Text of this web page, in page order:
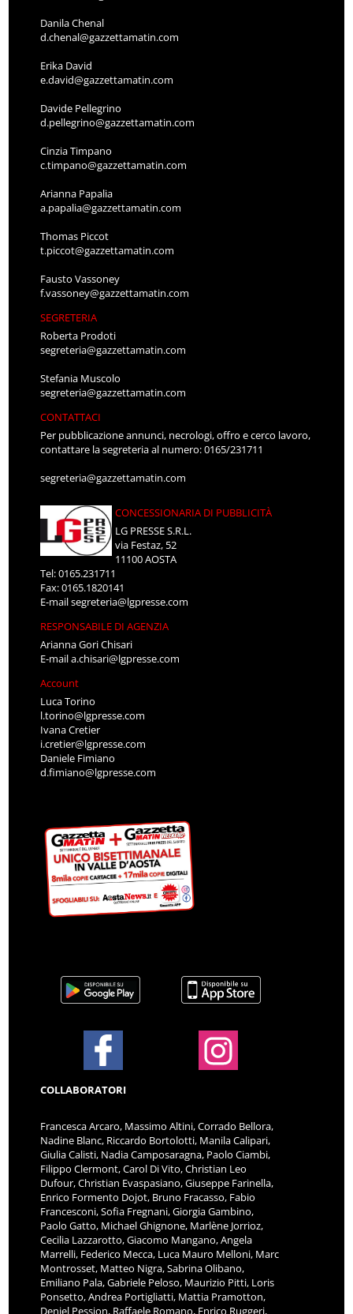
Danila Chenal
d.chenal@gazzettamatin.com
Erika David
e.david@gazzettamatin.com
Davide Pellegrino
d.pellegrino@gazzettamatin.com
Cinzia Timpano
c.timpano@gazzettamatin.com
Arianna Papalia
a.papalia@gazzettamatin.com
Thomas Piccot
t.piccot@gazzettamatin.com
Fausto Vassoney
f.vassoney@gazzettamatin.com
SEGRETERIA
Roberta Prodoti
segreteria@gazzettamatin.com
Stefania Muscolo
segreteria@gazzettamatin.com
CONTATTACI
Per pubblicazione annunci, necrologi, offro e cerco lavoro,
contattare la segreteria al numero: 0165/231711
segreteria@gazzettamatin.com
CONCESSIONARIA DI PUBBLICITÀ
LG PRESSE S.R.L.
via Festaz, 52
11100 AOSTA
Tel: 0165.231711
Fax: 0165.1820141
E-mailsegreteria@lgpresse.com
RESPONSABILE DI AGENZIA
Arianna Gori Chisari
E-maila.chisari@lgpresse.com
Account
Luca Torino
l.torino@lgpresse.com
Ivana Cretier
i.cretier@lgpresse.com
Daniele Fimiano
d.fimiano@lgpresse.com
COLLABORATORI
Francesca Arcaro, Massimo Altini, Corrado Bellora,
Nadine Blanc, Riccardo Bortolotti, Manila Calipari,
Giulia Calisti, Nadia Camposaragna, Paolo Ciambi,
Filippo Clermont, Carol Di Vito, Christian Leo
Dufour, Christian Evaspasiano, Giuseppe Farinella,
Enrico Formento Dojot, Bruno Fracasso, Fabio
Francesconi, Sofia Fregnani, Giorgia Gambino,
Paolo Gatto, Michael Ghignone, Marlène Jorrioz,
Cecilia Lazzarotto, Giacomo Mangano, Angela
Marrelli, Federico Mecca, Luca Mauro Melloni, Marc
Montrosset, Matteo Nigra, Sabrina Olibano,
Emiliano Pala, Gabriele Peloso, Maurizio Pitti, Loris
Ponsetto, Andrea Portigliatti, Mattia Pramotton,
Deniel Pession, Raffaele Romano, Enrico Ruggeri,